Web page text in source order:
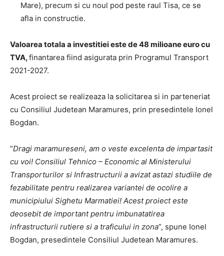
Mare), precum si cu noul pod peste raul Tisa, ce se
afla in constructie.
Valoarea totala a investitiei este de 48 milioane euro cu
TVA,finantarea fiind asigurata prin Programul Transport
2021-2027.
Acest proiect se realizeaza la solicitarea si in parteneriat
cu Consiliul Judetean Maramures, prin presedintele Ionel
Bogdan.
”Dragi maramureseni, am o veste excelenta de impartasit
cu voi! Consiliul Tehnico – Economic al Ministerului
Transporturilor si Infrastructurii a avizat astazi studiile de
fezabilitate pentru realizarea variantei de ocolire a
municipiului Sighetu Marmatiei! Acest proiect este
deosebit de important pentru imbunatatirea
infrastructurii rutiere si a traficului in zona”, spune Ionel
Bogdan, presedintele Consiliul Judetean Maramures.